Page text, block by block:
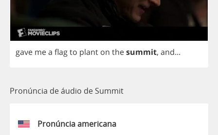
gave mea flagto plant on thesummit, and...
Pronúncia de áudio de Summit
Pronúncia americana